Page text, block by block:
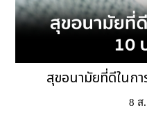
สุขอนามัยที่ดีในก
8 ส